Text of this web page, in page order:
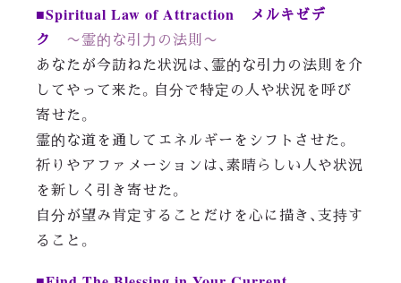
■Spiritual Law of Attraction メルキゼデ
ク
〜霊的な引力の法則〜
あなたが今訪ねた状況は、霊的な引力の法則を介
してやって来た。自分で特定の人や状況を呼び
寄せた。
霊的な道を通してエネルギーをシフトさせた。
祈りやアファメーションは、素晴らしい人や状況
を新しく引き寄せた。
自分が望み肯定することだけを心に描き、支持す
ること。